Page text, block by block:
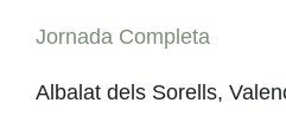
Jornada Completa
Albalat dels Sorells,